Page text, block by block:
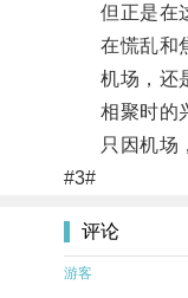
但正是在这
在慌乱和焦
机场，还是
相聚时的兴
只因机场，
#3#
评论
游客